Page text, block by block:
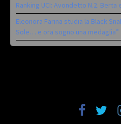
Ranking UCI: Avondetto N.2. Berta
Eleonora Farina studia la Black
Sole… e ora sogno una medaglia”